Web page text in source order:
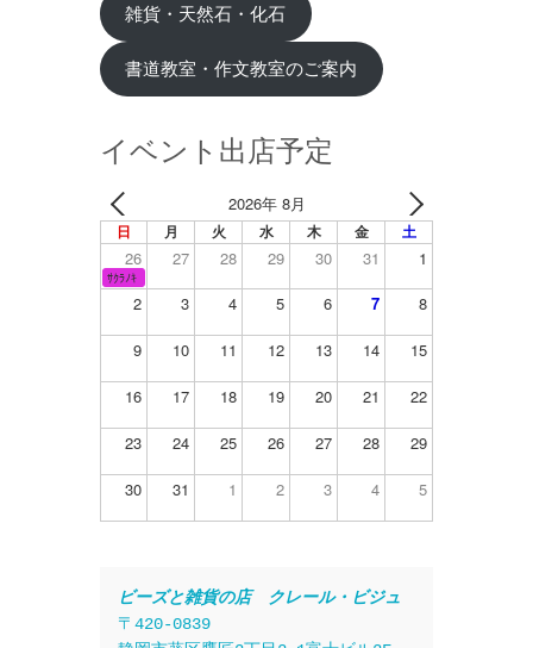
雑貨・天然石・化石
書道教室・作文教室のご案内
イベント出店予定
2026年 8月
日 月 火 水 木 金 土
26 27 28 29 30 31 1
ｻｸﾗﾉｷ
2 3 4 5 6 7 8
9 10 11 12 13 14 15
16 17 18 19 20 21 22
23 24 25 26 27 28 29
30 31 1 2 3 4 5
ビーズと雑貨の店　クレール・ビジュ
〒420-0839